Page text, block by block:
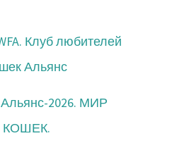
2026. МИР
КОШЕК.